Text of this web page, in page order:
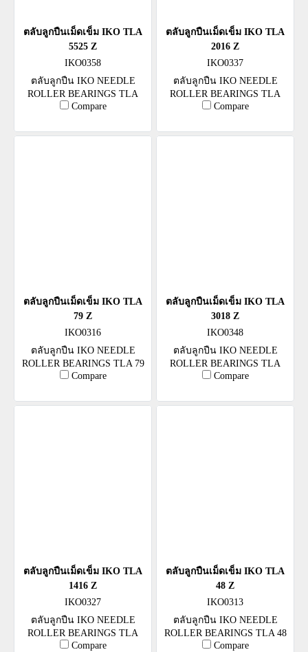
ตลับลูกปืนเม็ดเข็ม IKO TLA
5525 Z
IKO0358
ตลับลูกปืน IKO NEEDLE
ROLLER BEARINGS TLA
5525 Z
Compare
ตลับลูกปืนเม็ดเข็ม IKO TLA
2016 Z
IKO0337
ตลับลูกปืน IKO NEEDLE
ROLLER BEARINGS TLA
2016 Z
Compare
ตลับลูกปืนเม็ดเข็ม IKO TLA
79 Z
IKO0316
ตลับลูกปืน IKO NEEDLE
ROLLER BEARINGS TLA 79
Z
Compare
ตลับลูกปืนเม็ดเข็ม IKO TLA
3018 Z
IKO0348
ตลับลูกปืน IKO NEEDLE
ROLLER BEARINGS TLA
3018 Z
Compare
ตลับลูกปืนเม็ดเข็ม IKO TLA
1416 Z
IKO0327
ตลับลูกปืน IKO NEEDLE
ROLLER BEARINGS TLA
1416 Z
Compare
ตลับลูกปืนเม็ดเข็ม IKO TLA
48 Z
IKO0313
ตลับลูกปืน IKO NEEDLE
ROLLER BEARINGS TLA 48
Z
Compare